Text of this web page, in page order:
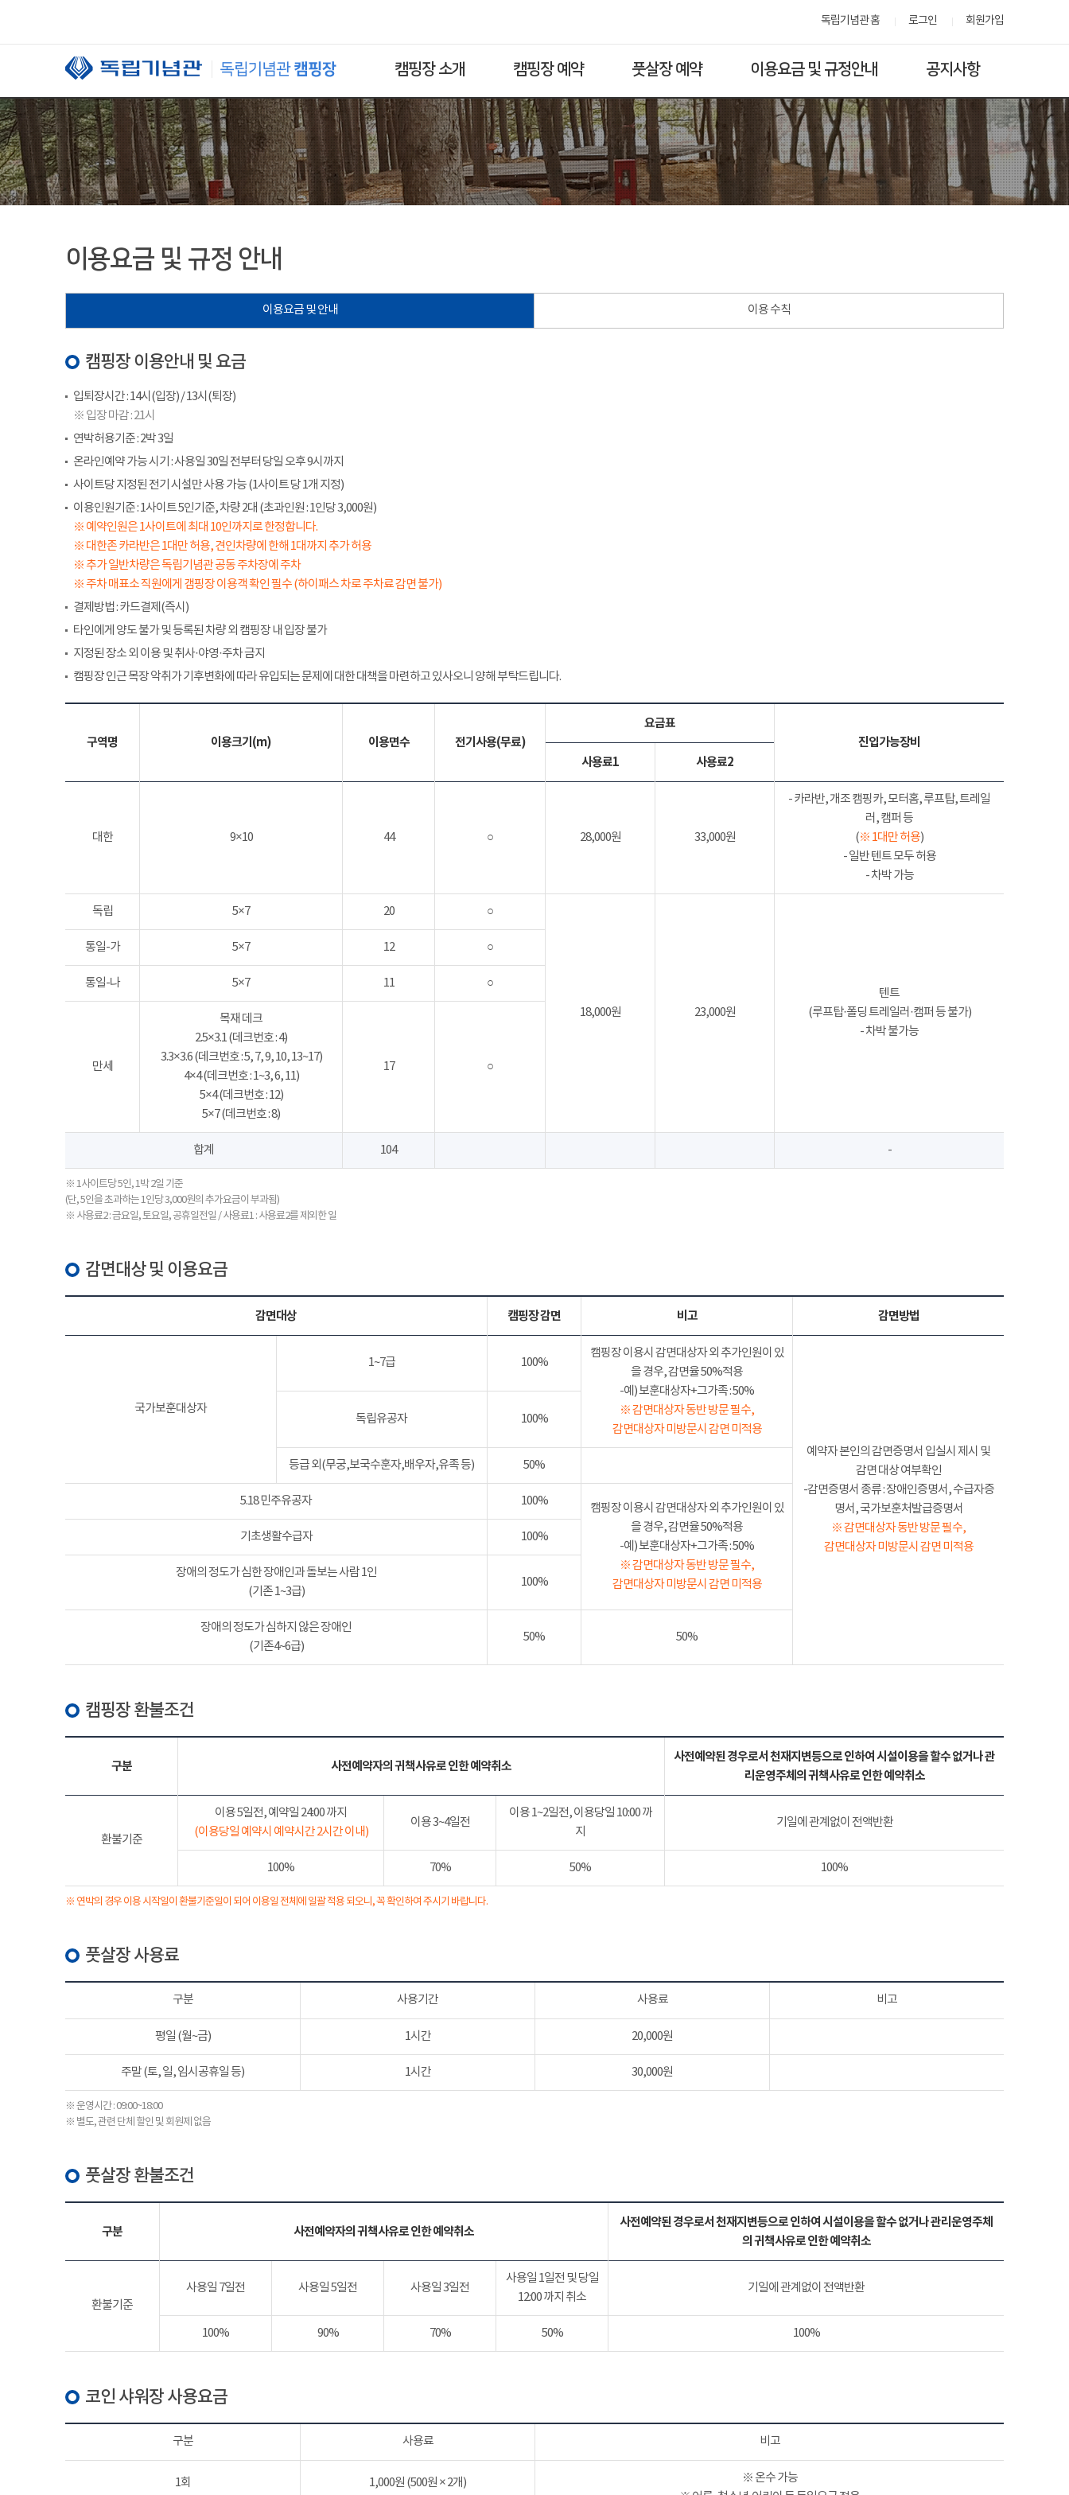
독립기념관 홈 로그인 회원가입
캠핑장 소개 캠핑장 예약 풋살장 예약 이용요금 및 규정안내 공지사항
이용요금 및 규정 안내
이용요금 및 안내 이용 수칙
캠핑장 이용안내 및 요금
입퇴장시간 : 14시(입장) / 13시(퇴장)
※ 입장 마감 : 21시
연박허용기준 : 2박 3일
온라인예약 가능 시기 : 사용일 30일 전부터 당일 오후 9시까지
사이트당 지정된 전기 시설만 사용 가능 (1사이트 당 1개 지정)
이용인원기준 : 1사이트 5인기준, 차량 2대 (초과인원 : 1인당 3,000원)
※ 예약인원은 1사이트에 최대 10인까지로 한정합니다.
※ 대한존 카라반은 1대만 허용, 견인차량에 한해 1대까지 추가 허용
※ 추가 일반차량은 독립기념관 공동 주차장에 주차
※ 주차 매표소 직원에게 갬핑장 이용객 확인 필수 (하이패스 차로 주차료 감면 불가)
결제방법 : 카드결제(즉시)
타인에게 양도 불가 및 등록된 차량 외 캠핑장 내 입장 불가
지정된 장소 외 이용 및 취사·야영·주차 금지
캠핑장 인근 목장 악취가 기후변화에 따라 유입되는 문제에 대한 대책을 마련하고 있사오니 양해 부탁드립니다.
구역명 이용크기(m) 이용면수 전기사용(무료)
요금표
진입가능장비
사용료1
사용료2
대한 9×10 44 ○ 28,000원 33,000원
- 카라반, 개조 캠핑카, 모터홈, 루프탑, 트레일
러, 캠퍼 등
(※ 1대만 허용)
- 일반 텐트 모두 허용
- 차박 가능
독립 5×7 20 ○
18,000원 23,000원
텐트
(루프탑·폴딩 트레일러·캠퍼 등 불가)
- 차박 불가능
통일-가 5×7 12 ○
통일-나 5×7 11 ○
만세
목재 데크
2.5×3.1 (데크번호 : 4)
3.3×3.6 (데크번호 : 5, 7, 9, 10, 13~17)
4×4 (데크번호 : 1~3, 6, 11)
5×4 (데크번호 : 12)
5×7 (데크번호 : 8)
17 ○
합계 104 -
※ 1사이트당 5인, 1박 2일 기준
(단, 5인을 초과하는 1인당 3,000원의 추가요금이 부과됨)
※ 사용료2 : 금요일, 토요일, 공휴일전일 / 사용료1 : 사용료2를 제외한 일
감면대상 및 이용요금
감면대상 캠핑장 감면 비고 감면방법
국가보훈대상자
1~7급 100%
캠핑장 이용시 감면대상자 외 추가인원이 있
을 경우, 감면율 50%적용
-예) 보훈대상자+그가족 : 50%
※ 감면대상자 동반 방문 필수,
감면대상자 미방문시 감면 미적용
예약자 본인의 감면증명서 입실시 제시 및
감면 대상 여부확인
-감면증명서 종류 : 장애인증명서, 수급자증
명서, 국가보훈처발급증명서
※ 감면대상자 동반 방문 필수,
감면대상자 미방문시 감면 미적용
독립유공자 100%
등급 외(무궁,보국수훈자,배우자,유족 등) 50%
5.18 민주유공자 100%
캠핑장 이용시 감면대상자 외 추가인원이 있
을 경우, 감면율 50%적용
-예) 보훈대상자+그가족 : 50%
※ 감면대상자 동반 방문 필수,
감면대상자 미방문시 감면 미적용
기초생활수급자 100%
장애의 정도가 심한 장애인과 돌보는 사람 1인
(기존 1~3급)
100%
장애의 정도가 심하지 않은 장애인
(기존4~6급)
50% 50%
캠핑장 환불조건
구분 사전예약자의 귀책사유로 인한 예약취소
사전예약된 경우로서 천재지변등으로 인하여 시설이용을 할수 없거나 관
리운영주체의 귀책사유로 인한 예약취소
환불기준
이용 5일전, 예약일 24:00 까지
(이용당일 예약시 예약시간 2시간 이내)
이용 3~4일전
이용 1~2일전, 이용당일 10:00 까
지
기일에 관계없이 전액반환
100% 70% 50% 100%
※ 연박의 경우 이용 시작일이 환불기준일이 되어 이용일 전체에 일괄 적용 되오니, 꼭 확인하여 주시기 바랍니다.
풋살장 사용료
구분 사용기간 사용료 비고
평일 (월~금) 1시간 20,000원
주말 (토, 일, 임시공휴일 등) 1시간 30,000원
※ 운영시간 : 09:00~18:00
※ 별도, 관련 단체 할인 및 회원제 없음
풋살장 환불조건
구분 사전예약자의 귀책사유로 인한 예약취소
사전예약된 경우로서 천재지변등으로 인하여 시설이용을 할수 없거나 관리운영주체
의 귀책사유로 인한 예약취소
환불기준
사용일 7일전 사용일 5일전 사용일 3일전
사용일 1일전 및 당일
12:00 까지 취소
기일에 관계없이 전액반환
100% 90% 70% 50% 100%
코인 샤워장 사용요금
구분 사용료 비고
1회 1,000원 (500원 × 2개)
※ 온수 가능